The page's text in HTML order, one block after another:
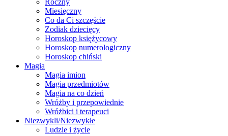
Roczny
Miesięczny
Co da Ci szczęście
Zodiak dziecięcy
Horoskop księżycowy
Horoskop numerologiczny
Horoskop chiński
Magia
Magia imion
Magia przedmiotów
Magia na co dzień
Wróżby i przepowiednie
Wróżbici i terapeuci
Niezwykli/Niezwykłe
Ludzie i życie